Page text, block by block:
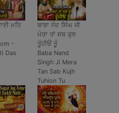
ਮਤਿ
-
Das
ਬਾਬਾ ਨੰਦ ਸਿੰਘ ਜੀ
ਮੇਰਾ ਤਾਂ ਸਬ ਕੁਝ
ਤੂੰਹੀਓਂ ਤੂੰ
Baba Nand
Singh Ji Mera
Tan Sab Kujh
Tuhion Tu